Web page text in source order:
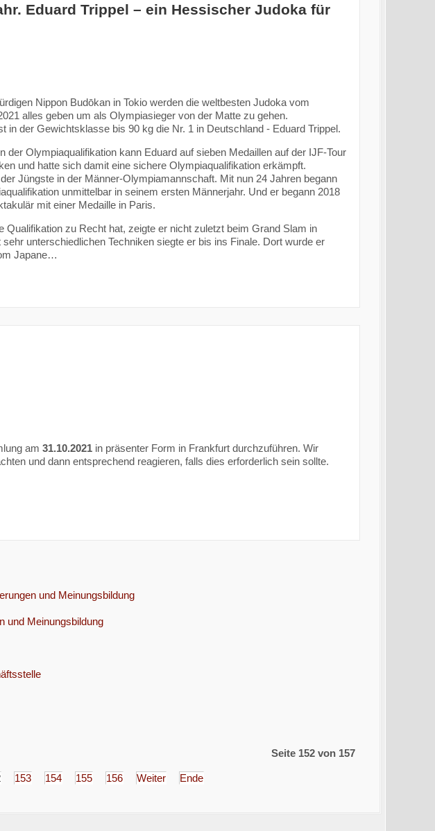
Eduard Trippel – ein Hessischer Judoka für
Nippon Budōkan in Tokio werden die weltbesten Judoka vom
alles geben um als Olympiasieger von der Matte zu gehen.
in der Gewichtsklasse bis 90 kg die Nr. 1 in Deutschland - Eduard Trippel.
der Olympiaqualifikation kann Eduard auf sieben Medaillen auf der IJF-Tour
und hatte sich damit eine sichere Olympiaqualifikation erkämpft.
Jüngste in der Männer-Olympiamannschaft. Mit nun 24 Jahren begann
unmittelbar in seinem ersten Männerjahr. Und er begann 2018
mit einer Medaille in Paris.
Qualifikation zu Recht hat, zeigte er nicht zuletzt beim Grand Slam in
sehr unterschiedlichen Techniken siegte er bis ins Finale. Dort wurde er
Japane…
am 31.10.2021in präsenter Form in Frankfurt durchzuführen. Wir
und dann entsprechend reagieren, falls dies erforderlich sein sollte.
und Meinungsbildung
und Meinungsbildung
Seite 152 von 157
153 154 155 156 Weiter Ende